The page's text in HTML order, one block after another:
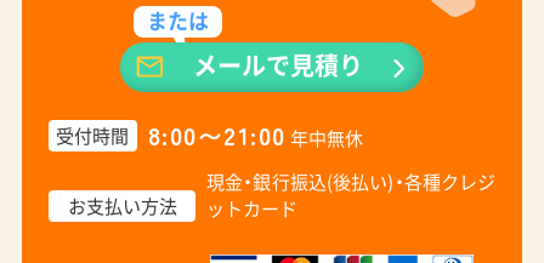
または
メールで見積り
受付時間 8:00〜21:00 年中無休
お支払い方法
現金・銀行振込(後払い)・各種クレジ
ットカード